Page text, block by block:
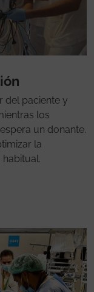
del paciente y
los
un donante.
la